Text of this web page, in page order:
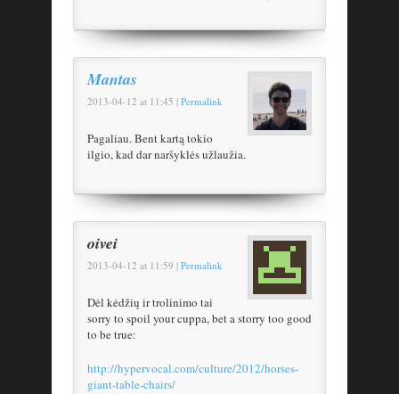
Mantas
2013-04-12 at 11:45 | Permalink
Pagaliau. Bent kartą tokio
ilgio, kad dar naršyklės užlaužia.
oivei
2013-04-12 at 11:59 | Permalink
Dėl kėdžių ir trolinimo tai
sorry to spoil your cuppa, bet a storry too good
to be true:
http://hypervocal.com/culture/2012/horses-
giant-table-chairs/